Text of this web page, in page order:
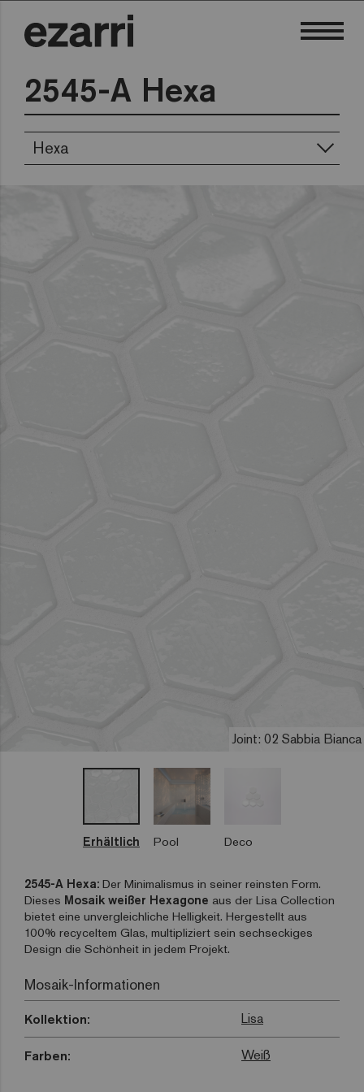
2545-A Hexa
Hexa
Joint: 02 Sabbia Bianca
Erhältlich Pool Deco
2545-A Hexa: Der Minimalismus in seiner reinsten Form.
Dieses Mosaik weißer Hexagone aus der Lisa Collection
bietet eine unvergleichliche Helligkeit. Hergestellt aus
100% recyceltem Glas, multipliziert sein sechseckiges
Design die Schönheit in jedem Projekt.
Mosaik-Informationen
Kollektion: Lisa
Farben: Weiß